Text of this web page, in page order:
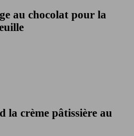
au chocolat pour la
la crème pâtissière au